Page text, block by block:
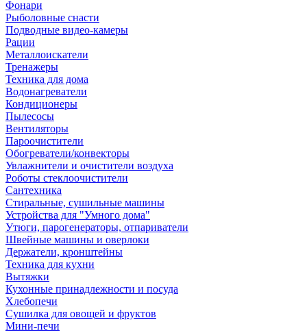
Фонари
Рыболовные снасти
Подводные видео-камеры
Рации
Металлоискатели
Тренажеры
Техника для дома
Водонагреватели
Кондиционеры
Пылесосы
Вентиляторы
Пароочистители
Обогреватели/конвекторы
Увлажнители и очистители воздуха
Роботы стеклоочистители
Сантехника
Стиральные, сушильные машины
Устройства для "Умного дома"
Утюги, парогенераторы, отпариватели
Швейные машины и оверлоки
Держатели, кронштейны
Техника для кухни
Вытяжки
Кухонные принадлежности и посуда
Хлебопечи
Сушилка для овощей и фруктов
Мини-печи